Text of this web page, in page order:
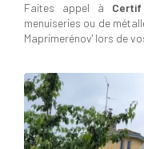
Faites appel à Certif
menuiseries ou de
Maprimerénov' lors de